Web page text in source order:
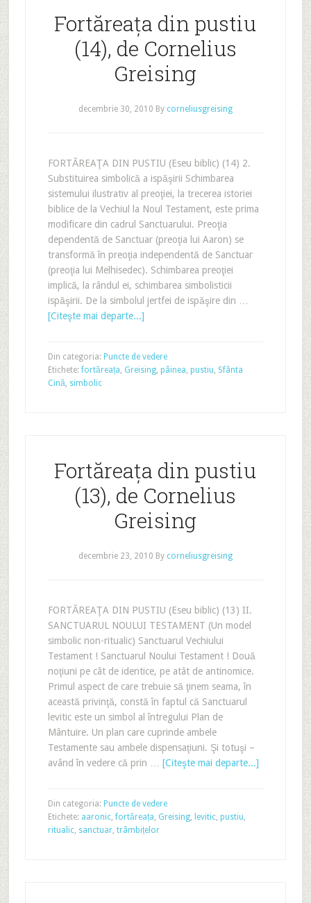
Fortăreața din pustiu
(14), de Cornelius
Greising
decembrie 30, 2010 By corneliusgreising
FORTĂREAŢA DIN PUSTIU (Eseu biblic) (14) 2.
Substituirea simbolică a ispăşirii Schimbarea
sistemului ilustrativ al preoţiei, la trecerea istoriei
biblice de la Vechiul la Noul Testament, este prima
modificare din cadrul Sanctuarului. Preoţia
dependentă de Sanctuar (preoţia lui Aaron) se
transformă în preoţia independentă de Sanctuar
(preoţia lui Melhisedec). Schimbarea preoţiei
implică, la rândul ei, schimbarea simbolisticii
ispăşirii. De la simbolul jertfei de ispăşire din …
[Citeşte mai departe...]
Din categoria: Puncte de vedere
Etichete:fortăreața, Greising, pâinea, pustiu, Sfânta
Cină, simbolic
Fortăreața din pustiu
(13), de Cornelius
Greising
decembrie 23, 2010 By corneliusgreising
FORTĂREAŢA DIN PUSTIU (Eseu biblic) (13) II.
SANCTUARUL NOULUI TESTAMENT (Un model
simbolic non-ritualic) Sanctuarul Vechiului
Testament ! Sanctuarul Noului Testament ! Două
noţiuni pe cât de identice, pe atât de antinomice.
Primul aspect de care trebuie să ţinem seama, în
această privinţă, constă în faptul că Sanctuarul
levitic este un simbol al întregului Plan de
Mântuire. Un plan care cuprinde ambele
Testamente sau ambele dispensaţiuni. Şi totuşi –
având în vedere că prin … [Citeşte mai departe...]
Din categoria: Puncte de vedere
Etichete: aaronic,fortăreața, Greising, levitic, pustiu,
ritualic, sanctuar, trâmbițelor